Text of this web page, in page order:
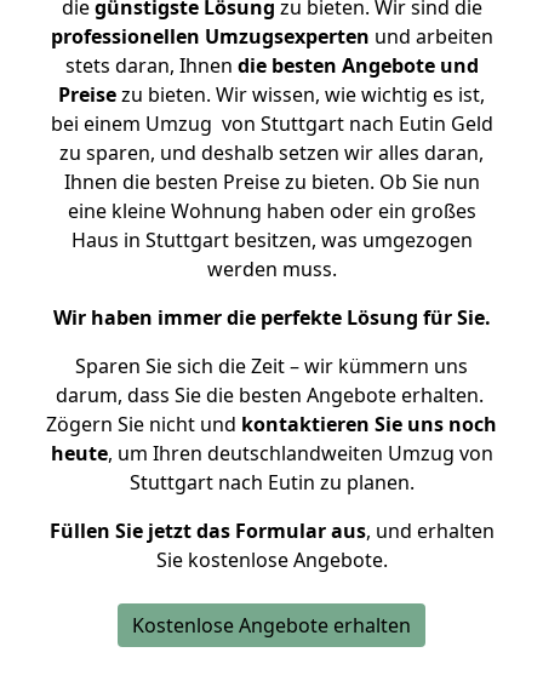
diegünstigste Lösung zu bieten. Wir sind die
professionellen Umzugsexperten und arbeiten
stets daran, Ihnen die besten Angebote und
Preisezu bieten. Wir wissen, wie wichtig es ist,
bei einem Umzug von Stuttgart nach Eutin Geld
zu sparen, und deshalb setzen wir alles daran,
Ihnen die besten Preise zu bieten. Ob Sie nun
eine kleine Wohnung haben oder ein großes
Haus in Stuttgart besitzen, was umgezogen
werden muss.
Wir haben immer die perfekte Lösung für Sie.
Sparen Sie sich die Zeit – wir kümmern uns
darum, dass Sie die besten Angebote erhalten.
Zögern Sie nicht und kontaktieren Sie uns noch
heute, um Ihren deutschlandweiten Umzug von
Stuttgart nach Eutin zu planen.
Füllen Sie jetzt das Formular aus, und erhalten
Sie kostenlose Angebote.
Kostenlose Angebote erhalten